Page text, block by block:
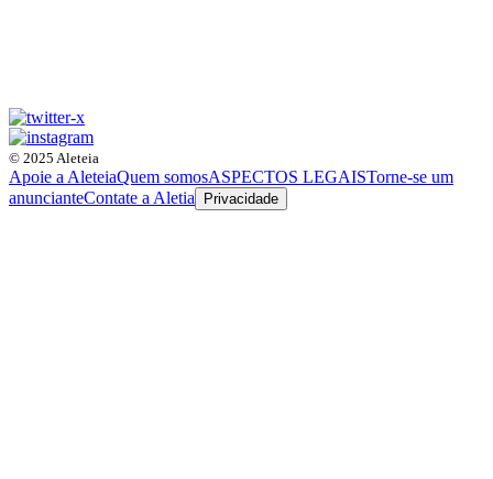
© 2025 Aleteia
Apoie a AleteiaQuem somosASPECTOS LEGAISTorne-se um
anuncianteContate a Aletia Privacidade